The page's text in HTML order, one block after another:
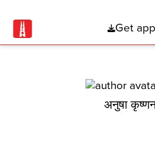
Get app
अनुषा